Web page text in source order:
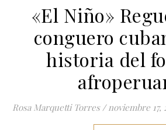
«El Niño»
conguero
historia del
Rosa Marquetti Torres / noviembre 17,